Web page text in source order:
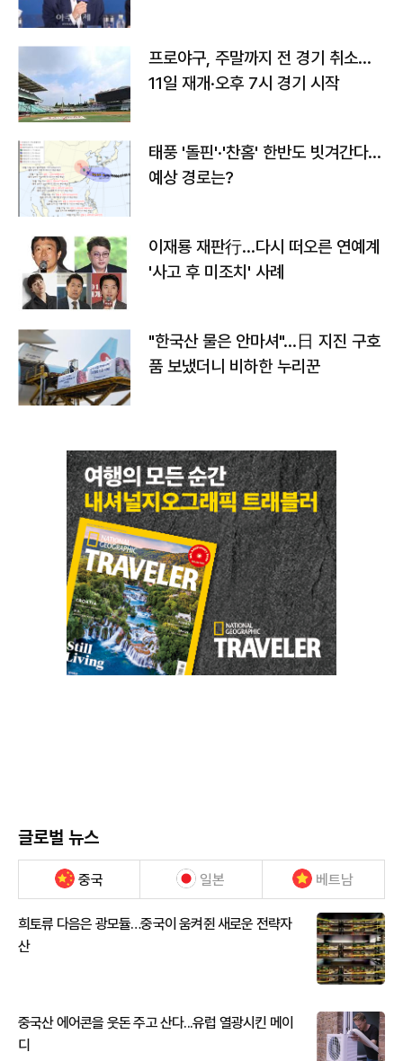
프로야구, 주말까지 전 경기 취소…
11일 재개·오후 7시 경기 시작
태풍 '돌핀'·'찬홈' 한반도 빗겨간다…
예상 경로는?
이재룡 재판行…다시 떠오른 연예계
'사고 후 미조치' 사례
"한국산 물은 안마셔"…日 지진 구호
품 보냈더니 비하한 누리꾼
글로벌 뉴스
중국 일본 베트남
희토류 다음은 광모듈…중국이 움켜쥔 새로운 전략자
산
중국산 에어콘을 웃돈 주고 산다...유럽 열광시킨 메이
디